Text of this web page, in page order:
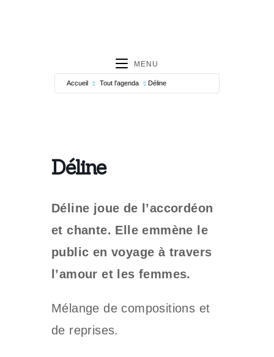
MENU
Accueil Tout l'agenda Déline
Déline
Déline joue de l’accordéon
et chante. Elle emmène le
public en voyage à travers
l’amour et les femmes.
Mélange de compositions et
de reprises.